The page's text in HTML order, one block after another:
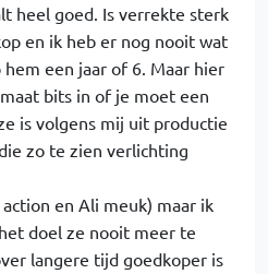
heel goed. Is verrekte sterk
en ik heb er nog nooit wat
een jaar of 6. Maar hier
bits in of je moet een
is volgens mij uit productie
zo te zien verlichting
en Ali meuk) maar ik
doel ze nooit meer te
langere tijd goedkoper is